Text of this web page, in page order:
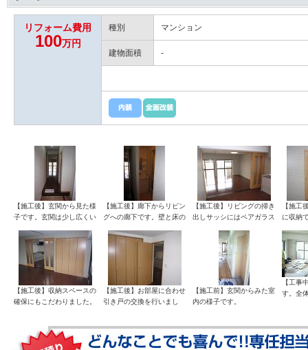
リフォーム費用
100万円
種別 マンション
建物面積 -
【施工後】玄関から見た様
子です。玄関は少し広くい
【施工後】廊下からリビン
グへの廊下です。壁と床の
【施工後】リビングの掃き
出しサッシにはペアガラス
結露や防音断熱の面で最高
の役割を発揮してくれま
【施工
に収納
【施工後】収納スペースの
確保にもこだわりました。
じられるようになりまし
た。
【施工後】お部屋に合わせ
引き戸の交換を行いまし
でました。
【施工前】玄関からみた室
内の様子です。
【工事
す。全
全を尽
た。